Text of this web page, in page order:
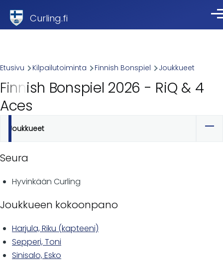
Curling.fi
Breadcrumb
Etusivu Kilpailutoiminta Finnish Bonspiel Joukkueet
Finnish Bonspiel 2026 - RiQ & 4
Aces
Ensisijaiset
välilehdet
Joukkueet
Seura
Hyvinkään Curling
Joukkueen kokoonpano
Harjula, Riku (kapteeni)
Sepperi, Toni
Sinisalo, Esko